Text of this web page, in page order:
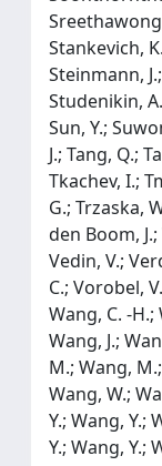
Stankevich,
Steinmann,
Studenikin,
Sun, Y.;
J.; Tang, Q.;
Tkachev, I.;
G.; Trzaska,
den Boom,
Vedin, V.;
C.; Vorobel,
Wang, C. -H.;
Wang, J.;
M.; Wang,
Wang, W.;
Y.; Wang, Y.;
Y.; Wang, Y.;